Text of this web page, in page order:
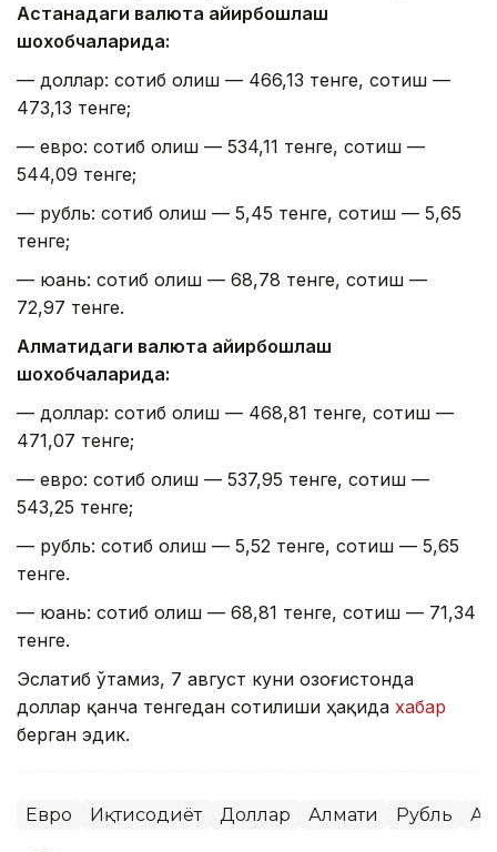
Астанадаги валюта айирбошлаш
шохобчаларида:
— доллар: сотиб олиш — 466,13 тенге, сотиш —
473,13 тенге;
— евро: сотиб олиш — 534,11 тенге, сотиш —
544,09 тенге;
— рубль: сотиб олиш — 5,45 тенге, сотиш — 5,65
тенге;
— юань: сотиб олиш — 68,78 тенге, сотиш —
72,97 тенге.
Алматидаги валюта айирбошлаш
шохобчаларида:
— доллар: сотиб олиш — 468,81 тенге, сотиш —
471,07 тенге;
— евро: сотиб олиш — 537,95 тенге, сотиш —
543,25 тенге;
— рубль: сотиб олиш — 5,52 тенге, сотиш — 5,65
тенге.
— юань: сотиб олиш — 68,81 тенге, сотиш — 71,34
тенге.
Эслатиб ўтамиз, 7 август куни Қозоғистонда
доллар қанча тенгедан сотилиши ҳақида хабар
берган эдик.
Евро Иқтисодиёт Доллар Алмати Рубль